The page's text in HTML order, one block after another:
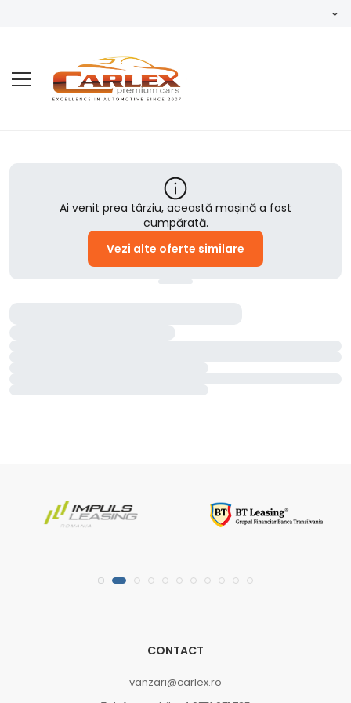
Ai venit prea târziu, această mașină a fost
cumpărată.
Vezi alte oferte similare
CONTACT
vanzari@carlex.ro